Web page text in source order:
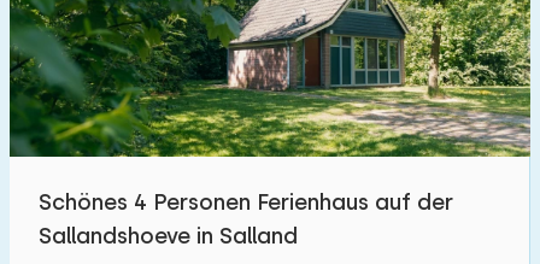
Schönes 4 Personen Ferienhaus auf der
Sallandshoeve in Salland